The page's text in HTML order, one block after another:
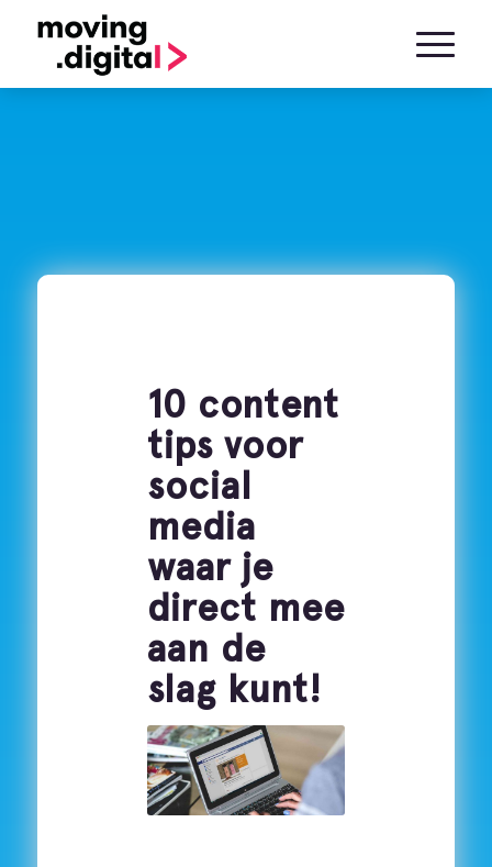
10 content
tips voor
social
media
waar je
direct mee
aan de
slag kunt!